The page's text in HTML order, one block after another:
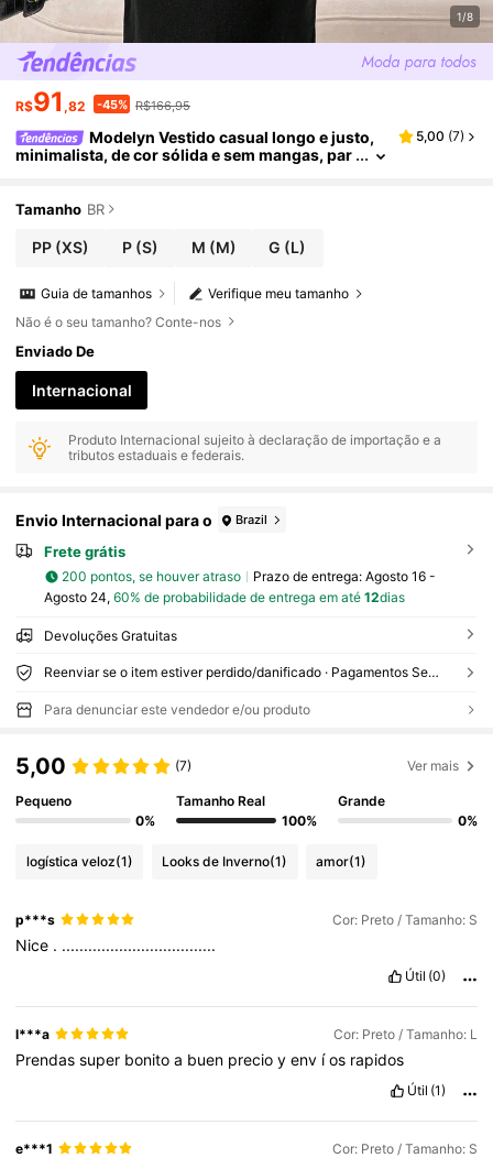
1/8
R$91 ,82 -45% R$166,95
Modelyn Vestido casual longo e justo,
minimalista, de cor sólida e sem mangas, par
5,00 (7)
Tamanho BR
PP(XS) P(S) M (M) G (L)
Verifique meu tamanho
Guia de tamanhos
Não é o seu tamanho? Conte-nos
Enviado De
Internacional
Produto Internacional sujeito à declaração de importação e a
tributos estaduais e federais.
Envio Internacional para o Brazil
Frete grátis
200 pontos, se houver atraso Prazo de entrega: Agosto 16 -
Agosto 24, 60% de probabilidade de entrega em até 12dias
Devoluções Gratuitas
Reenviar se o item estiver perdido/danificado · Pagamentos Seguros · Proteção de privacidade
Para denunciar este vendedor e/ou produto
5,00 (7) Ver mais
Pequeno
0%
Tamanho Real
100%
Grande
0%
logística veloz(1) Looks de Inverno(1) amor(1)
p***s Cor: Preto / Tamanho: S
Nice . ...................................
Útil (0)
l***a Cor: Preto / Tamanho: L
Prendassuper bonitoa buen precioyenv íos rapidos
Útil (1)
e***1 Cor: Preto / Tamanho: S